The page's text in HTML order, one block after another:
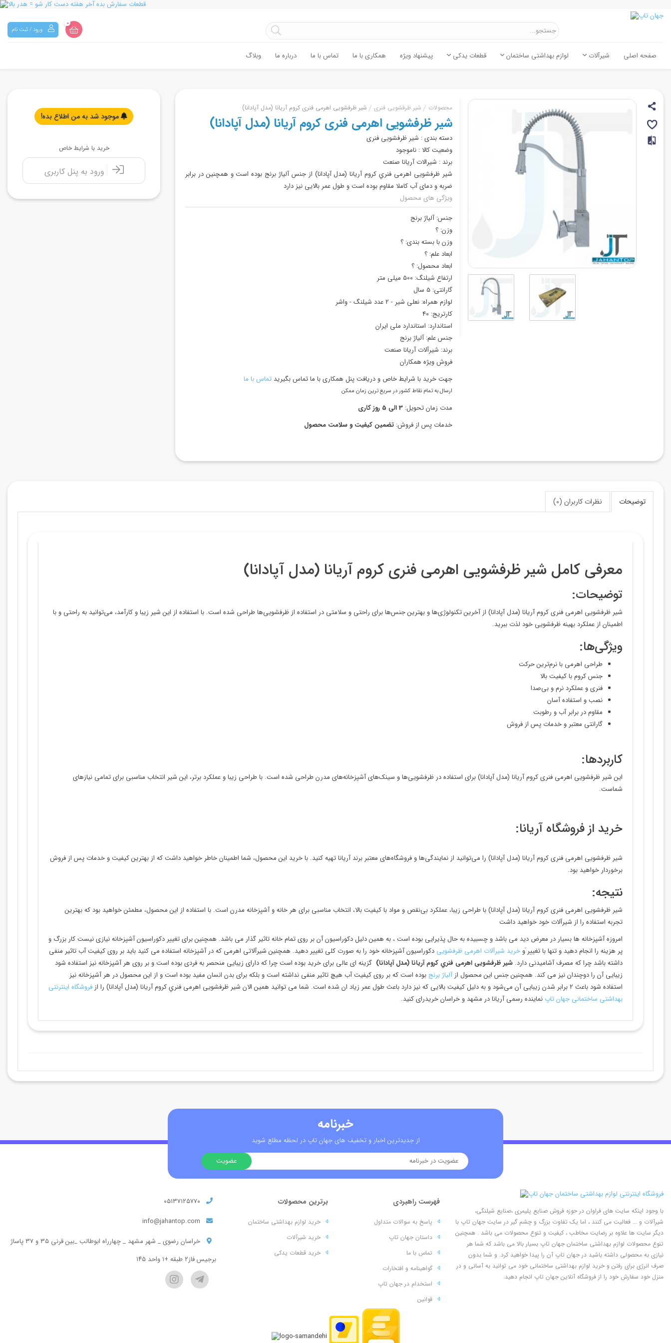
0
ورود / ثبت نام
صفحه اصلی شیرآلات لوازم بهداشتی ساختمان قطعات یدکی پیشنهاد ویژه همکاری با ما تماس با ما درباره ما وبلاگ
محصولات شیر ظرفشویی فنری شیر ظرفشویی اهرمی فنری کروم آریانا (مدل آپادانا)
شیر ظرفشویی اهرمی فنری کروم آریانا (مدل آپادانا)
دسته بندی : شیر ظرفشویی فنری
وضعیت کالا :ناموجود
برند : شیرالات آریانا صنعت
شير ظرفشویی اهرمی فنري کروم آريانا (مدل آپادانا) از جنس آلیاژ برنج بوده است و همچنین در برابر
ضربه و دمای آب کاملا مقاوم بوده است و طول عمر بالایی نیز دارد
ویژگی های محصول
جنس:آلیاژ برنج
وزن:؟
وزن با بسته بندی:؟
ابعاد علم:؟
ابعاد محصول:؟
ارتفاع شیلنگ: 500 میلی متر
گارانتی:5 سال
لوازم همراه:نعلی شیر - 2 عدد شیلنگ - واشر
کارتریج: 40
استاندارد: استاندارد ملی ایران
جنس علم:آلیاژ برنج
برند: شیرآلات آریانا صنعت
فروش ویژه همکاران
جهت خرید با شرایط خاص و دریافت پنل همکاری با ما تماس بگیرید تماس با ما
ارسال به تمام نقاط کشور در سریع ترین زمان ممکن
مدت زمان تحویل:3 الی 5 روز کاری
خدمات پس از فروش:تضمین کیفیت و سلامت محصول
موجود شد به من اطلاع بده!
خرید با شرایط خاص
ورود به پنل کاربری
توضیحات نظرات کاربران (0)
معرفی کامل شیر ظرفشویی اهرمی فنری کروم آریانا (مدل آپادانا)
توضیحات:
شیر ظرفشویی اهرمی فنری کروم آریانا (مدل آپادانا) از آخرین تکنولوژی‌ها و بهترین جنس‌ها برای راحتی و سلامتی در استفاده از ظرفشویی‌ها طراحی شده است. با استفاده از این شیر زیبا و کارآمد، می‌توانید به راحتی و با
اطمینان از عملکرد بهینه ظرفشویی خود لذت ببرید.
ویژگی‌ها:
طراحی اهرمی با نرم‌ترین حرکت
جنس کروم با کیفیت بالا
فنری و عملکرد نرم و بی‌صدا
نصب و استفاده آسان
مقاوم در برابر آب و رطوبت
گارانتی معتبر و خدمات پس از فروش
کاربردها:
این شیر ظرفشویی اهرمی فنری کروم آریانا (مدل آپادانا) برای استفاده در ظرفشویی‌ها و سینک‌های آشپزخانه‌های مدرن طراحی شده است. با طراحی زیبا و عملکرد برتر، این شیر انتخاب مناسبی برای تمامی نیازهای
شماست.
خرید از فروشگاه آریانا:
شیر ظرفشویی اهرمی فنری کروم آریانا (مدل آپادانا) را می‌توانید از نمایندگی‌ها و فروشگاه‌های معتبر برند آریانا تهیه کنید. با خرید این محصول، شما اطمینان خاطر خواهید داشت که از بهترین کیفیت و خدمات پس از فروش
برخوردار خواهید بود.
نتیجه:
شیر ظرفشویی اهرمی فنری کروم آریانا (مدل آپادانا) با طراحی زیبا، عملکرد بی‌نقص و مواد با کیفیت بالا، انتخاب مناسبی برای هر خانه و آشپزخانه مدرن است. با استفاده از این محصول، مطمئن خواهید بود که بهترین
تجربه استفاده را از شیرآلات خود خواهید داشت
امروزه آشپزخانه ها بسیار در معرض دید می باشد و چسبیده به حال پذیرایی بوده است ، به همین دلیل دکوراسیون آن بر روی تمام خانه تاثیر گذار می باشد. همچنین برای تغییر دکوراسیون آشپزخانه نیازی نیست کار بزرگ و
پر هزینه را انجام دهید و تنها با تغییر َو خرید شیرآلات اهرمی ظرفشویی دکوراسیون آشپزخانه خود را به صورت کلی تغییر دهید. همچنین شیرآلاتی اهرمی که در آشپزخانه استفاده می کنید باید بر روی کیفیت آب تاثیر منفی
داشته باشد چرا که مصرف آشامیدنی دارد. شير ظرفشویی اهرمی فنري کروم آريانا (مدل آپادانا) گزینه ای عالی برای خرید بوده است چرا که دارای زیبایی منحصر به فردی بوده است و بر روی هر آشپزخانه نیز استفاده شود
زیبایی آن را دوچندان نیز می کند. همچنین جنس این محصول از آلیاژ برنج بوده است که بر روی کیفیت آب هیچ تاثیر منفی نداشته است و بلکه برای بدن انسان مفید بوده است و از این محصول در هر آشپزخانه نیز
استفاده شود باعث 2 برابر شدن زیبایی آن می‌شود و به دلیل کیفیت بالایی که نیز دارد باعث طول عمر زیاد ان شده است. شما می توانید همین الان شير ظرفشویی اهرمی فنري کروم آريانا (مدل آپادانا) را از
فروشگاه اینترنتی
بهداشتی ساختمانی جهان تاپ نماینده رسمی آریانا در مشهد و خراسان خریدرای کنید.
خبرنامه
از جدیدترین اخبار و تخفیف های جهان تاپ در لحظه مطلع شوید
با وجود اینکه سایت های فراوان در حوزه فروش صنایع پلیمری ،صنایع شیلنگی،
شیرآلات و ... فعالیت می کنند ، اما یک تفاوت بزرگ و چشم گیر در سایت جهان تاپ با
دیگر سایت ها علاوه بر رضایت مخاطب ، کیفیت و تنوع محصولات می باشد . همچنین
تنوع محصولات لوازم بهداشتی ساختمان جهان تاپ بسیار بالا می باشد که شما هر
نیازی به محصولی داشته باشید در جهان تاپ آن را پیدا خواهید کرد. و شما بدون
صرف انرژی برای رفتن و خرید لوازم بهداشتی ساختمانی خود می توانید به آسانی و در
منزل خود سفارش خود را از فروشگاه آنلاین جهان تاپ انجام دهید.
فهرست راهبردی
پاسخ به سوالات متداول
داستان جهان تاپ
تماس با ما
گواهینامه و افتخارات
استخدام در جهان تاپ
قوانین
برترین محصولات
خرید لوازم بهداشتی ساختمان
خرید شیرآلات
خرید قطعات یدکی
خراسان رضوی _ شهر مشهد _ چهارراه ابوطالب _بین قرنی ۳۵ و ۳۷ پاساژ
برجیس فاز۲ طبقه +۱ واحد ۱۴۵